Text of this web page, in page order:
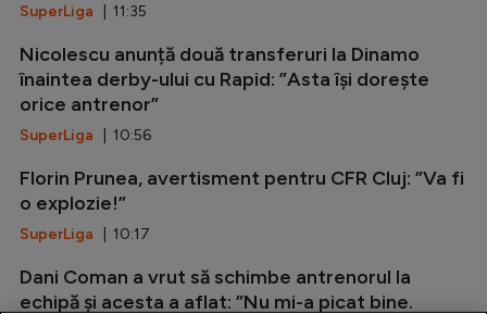
SuperLiga | 11:35
Nicolescu anunță două transferuri la Dinamo
înaintea derby-ului cu Rapid: ”Asta își dorește
orice antrenor”
SuperLiga | 10:56
Florin Prunea, avertisment pentru CFR Cluj: ”Va fi
o explozie!”
SuperLiga | 10:17
Dani Coman a vrut să schimbe antrenorul la
echipă și acesta a aflat: ”Nu mi-a picat bine.